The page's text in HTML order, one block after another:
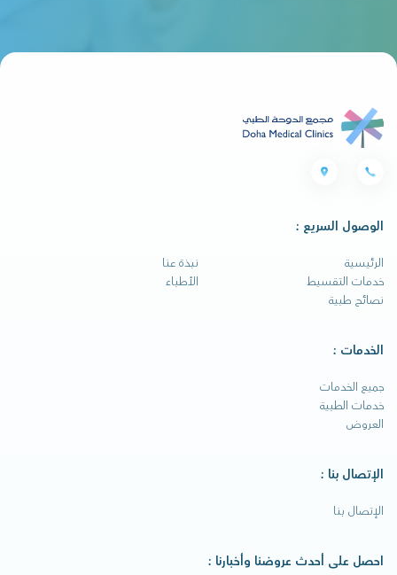
الوصول السريع :
الرئيسية
نبذة عنا
خدمات التقسيط
الأطباء
نصائح طبية
الخدمات :
جميع الخدمات
خدمات الطبية
العروض
الإتصال بنا :
الإتصال بنا
احصل على أحدث عروضنا وأخبارنا :